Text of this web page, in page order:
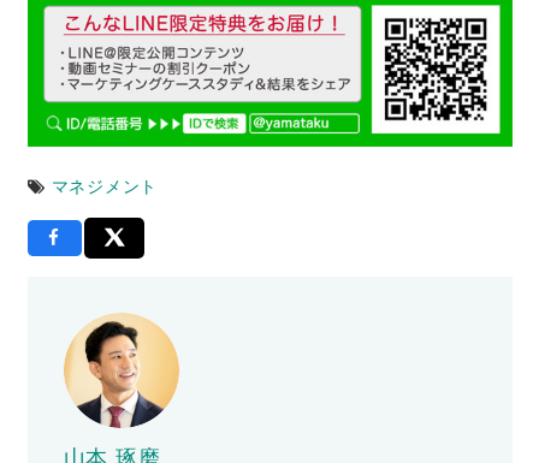
マネジメント
山本 琢磨